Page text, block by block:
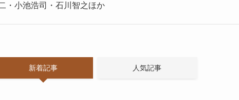
・小池浩司・石川智之ほか
新着記事 人気記事